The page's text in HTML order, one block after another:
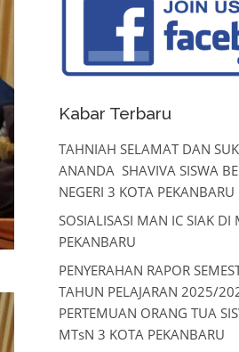
Kabar Terbaru
TAHNIAH SELAMAT DAN
ANANDA SHAVIVA SISWA
NEGERI 3 KOTA PEKANBARU
SOSIALISASI MAN IC SIAK DI
PEKANBARU
PENYERAHAN RAPOR
TAHUN PELAJARAN 2025/
PERTEMUAN ORANG TUA
MTsN 3 KOTA PEKANBARU